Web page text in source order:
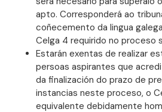
apto. Corresponderá ao
coñecemento da lingua
Celga 4 requirido no proceso
Estarán exentas de realizar
persoas aspirantes que
da finalización do prazo de
instancias neste proceso, o
equivalente debidamente